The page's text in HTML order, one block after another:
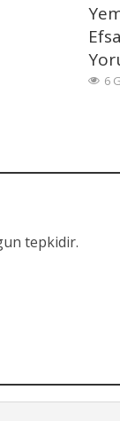
6
tepkidir.